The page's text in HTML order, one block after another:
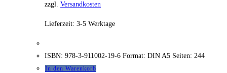
zzgl. Versandkosten
Lieferzeit: 3-5 Werktage
ISBN: 978-3-911002-19-6 Format: DIN A5 Seiten: 244
In den Warenkorb